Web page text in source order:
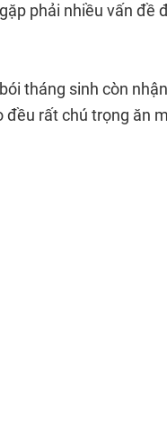
phải nhiều vấn đề
tháng sinh còn
đều rất chú trọng ăn